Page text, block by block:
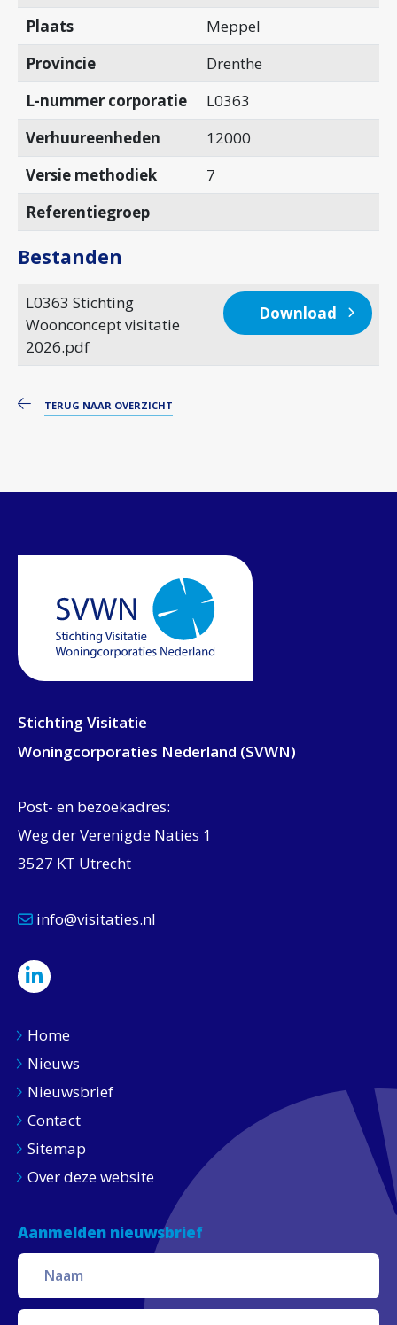
Plaats
Meppel
Provincie
Drenthe
L-nummer corporatie
L0363
Verhuureenheden
12000
Versie methodiek
7
Referentiegroep
Bestanden
L0363 Stichting
Woonconcept visitatie
2026.pdf
Download
TERUG NAAR OVERZICHT
Stichting Visitatie
Woningcorporaties Nederland (SVWN)
Post- en bezoekadres:
Weg der Verenigde Naties 1
3527 KT Utrecht
info@visitaties.nl
Home
Nieuws
Nieuwsbrief
Contact
Sitemap
Over deze website
Aanmelden nieuwsbrief